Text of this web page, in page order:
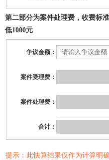
第二部分为案件处理费，收费标
低1000元
争议金额：
案件受理费：
案件处理费：
合计：
提示：此快算结果仅作为计算明